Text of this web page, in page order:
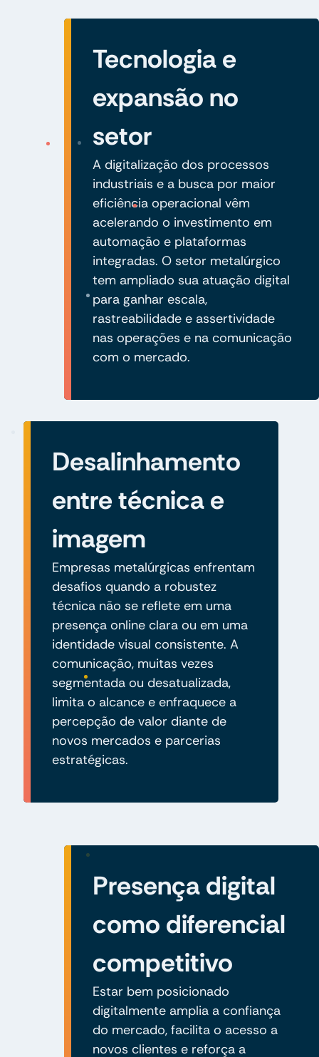
Tecnologia e
expansão no
setor
A digitalização dos processos
industriais e a busca por maior
eficiência operacional vêm
acelerando o investimento em
automação e plataformas
integradas. O setor metalúrgico
tem ampliado sua atuação digital
para ganhar escala,
rastreabilidade e assertividade
nas operações e na comunicação
com o mercado.
Desalinhamento
entre técnica e
imagem
Empresas metalúrgicas enfrentam
desafios quando a robustez
técnica não se reflete em uma
presença online clara ou em uma
identidade visual consistente. A
comunicação, muitas vezes
segmentada ou desatualizada,
limita o alcance e enfraquece a
percepção de valor diante de
novos mercados e parcerias
estratégicas.
Presença digital
como diferencial
competitivo
Estar bem posicionado
digitalmente amplia a confiança
do mercado, facilita o acesso a
novos clientes e reforça a